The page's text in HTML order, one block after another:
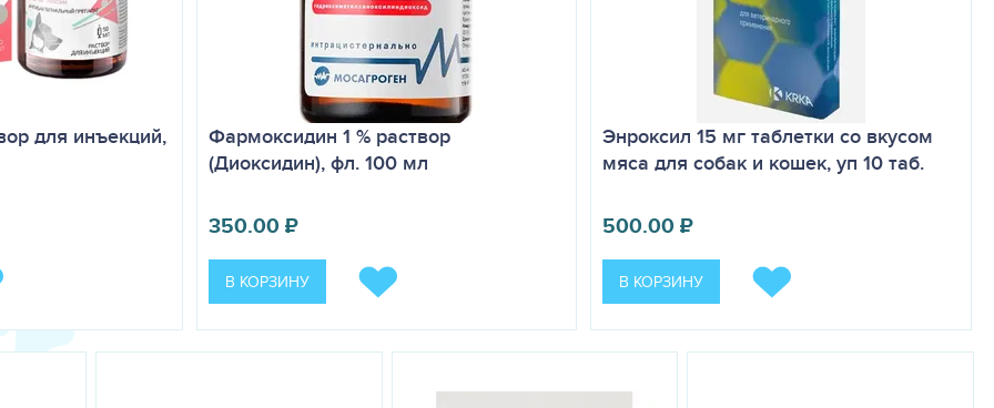
для инъекций,
Фармоксидин 1 % раствор
(Диоксидин), фл. 100 мл
350.00₽
В КОРЗИНУ
Энроксил 15 мг таблетки со вкусом
мяса для собак и кошек, уп 10 таб.
500.00₽
В КОРЗИНУ